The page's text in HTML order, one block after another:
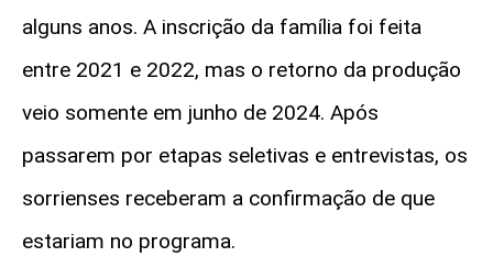
alguns anos. A inscrição da família foi feita
entre 2021 e 2022, mas o retorno da produção
veio somente em junho de 2024. Após
passarem por etapas seletivas e entrevistas, os
sorrienses receberam a confirmação de que
estariam no programa.